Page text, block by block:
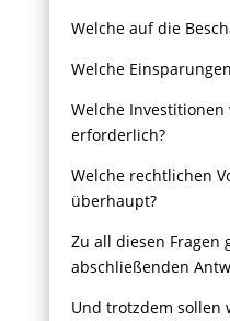
Welche auf die
Welche
Welche
erforderlich?
Welche rechtlichen
überhaupt?
Zu all diesen Fragen
abschließenden
Und trotzdem sollen